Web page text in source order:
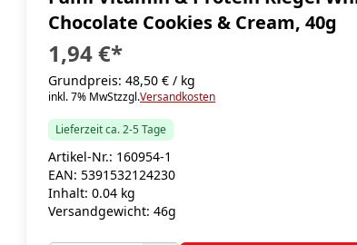
Chocolate Cookies & Cream, 40g
1,94 €*
Grundpreis: 48,50 € / kg
inkl. 7% MwStzzgl.Versandkosten
Lieferzeit ca. 2-5 Tage
Artikel-Nr.: 160954-1
EAN: 5391532124230
Inhalt: 0.04 kg
Versandgewicht: 46g